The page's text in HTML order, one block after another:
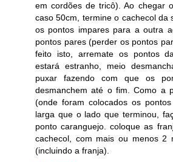
em cordões de tricô). Ao chegar
caso 50cm, termine o cachecol da
os pontos impares para a outra
pontos pares (perder os pontos
feito isto, arremate os pontos
estará estranho, meio
puxar fazendo com que os
desmanchem até o fim. Como a
(onde foram colocados os
larga que o lado que terminou,
ponto caranguejo. coloque as
cachecol, com mais ou menos 2
(incluindo a franja).